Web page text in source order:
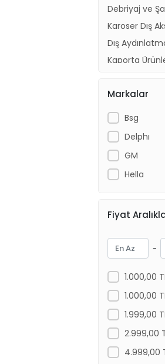
Debriyaj ve
Karoser Dış
Dış
Kaporta
Ön Takım ve
Aksesuar
Markalar
Bsg
Delphı
GM
Hella
Fiyat
-
1.000,00
1.000,00
1.999,00
2.999,00
4.999,00